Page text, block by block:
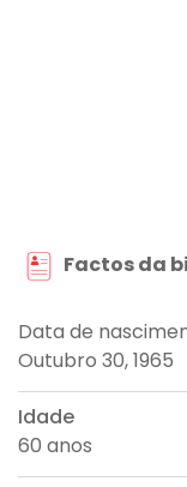
Factos da
Data de
Outubro 30, 1965
Idade
60 anos